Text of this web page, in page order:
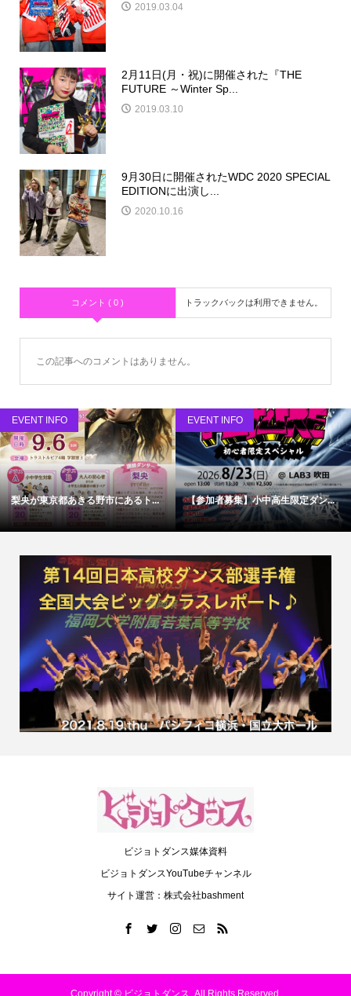
2019.03.04
2月11日(月・祝)に開催された『THE
FUTURE ～Winter Sp...
2019.03.10
9月30日に開催されたWDC 2020 SPECIAL
EDITIONに出演し...
2020.10.16
コメント ( 0 ) トラックバックは利用できません。
この記事へのコメントはありません。
EVENT INFO
梨央が東京都あきる野市にあるト...
EVENT INFO
【参加者募集】小中高生限定ダン...
ビジョトダンス媒体資料
ビジョトダンスYouTubeチャンネル
サイト運営：株式会社bashment
Copyright ©ビジョトダンス. All Rights Reserved.